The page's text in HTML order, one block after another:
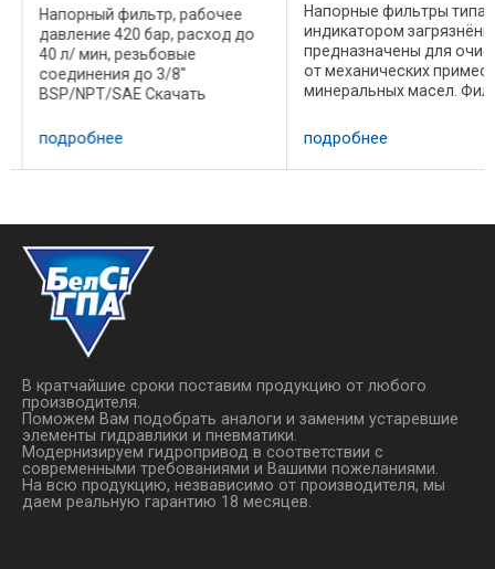
Напорный фильтр, рабочее
давление 420 бар, расход до
40 л/ мин, резьбовые
соединения до 3/8"
BSP/NPT/SAE Скачать
размеры Корпус фильтра
(тепловая химическая
подробнее
Напорные фильтры типа
индикатором
предназначены для
от механических
минеральных масел.
деревообрабатывающих,
металлорежущих и
станках, кузнечно-
подробнее
В кратчайшие сроки поставим продукцию от любого
производителя.
Поможем Вам подобрать аналоги и заменим устаревшие
элементы гидравлики и пневматики.
Модернизируем гидропривод в соответствии с
современными требованиями и Вашими пожеланиями.
На всю продукцию, незвависимо от производителя, мы
даем реальную гарантию 18 месяцев.